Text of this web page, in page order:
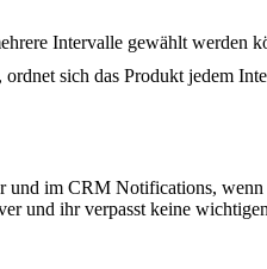
Intervalle gewählt werden
sich das Produkt jedem
im CRM Notifications, wenn
und ihr verpasst keine